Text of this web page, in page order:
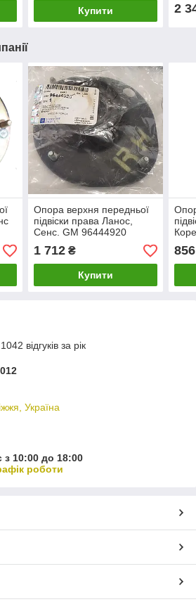
Купити 2
Опора верхня передньої
підвіски права Ланос,
Сенс. GM 96444920
1 712₴
Купити
856
відгуків за рік
Україна
з 10:00 до 18:00
роботи